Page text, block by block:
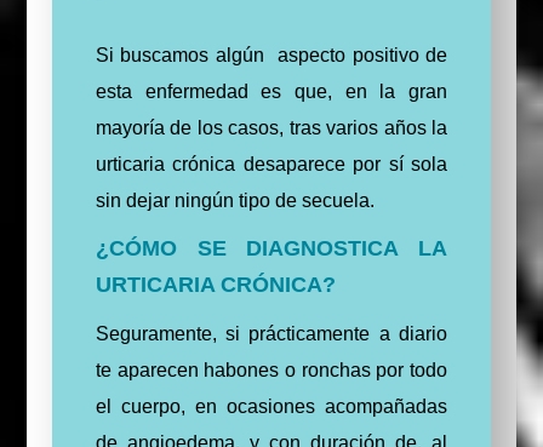
Si buscamos algún aspecto positivo de
esta enfermedad es que, en la gran
mayoría de los casos, tras varios años la
urticaria crónica desaparece por sí sola
sin dejar ningún tipo de secuela.
¿CÓMO SE DIAGNOSTICA LA
URTICARIA CRÓNICA?
Seguramente, si prácticamente a diario
te aparecen habones o ronchas por todo
el cuerpo, en ocasiones acompañadas